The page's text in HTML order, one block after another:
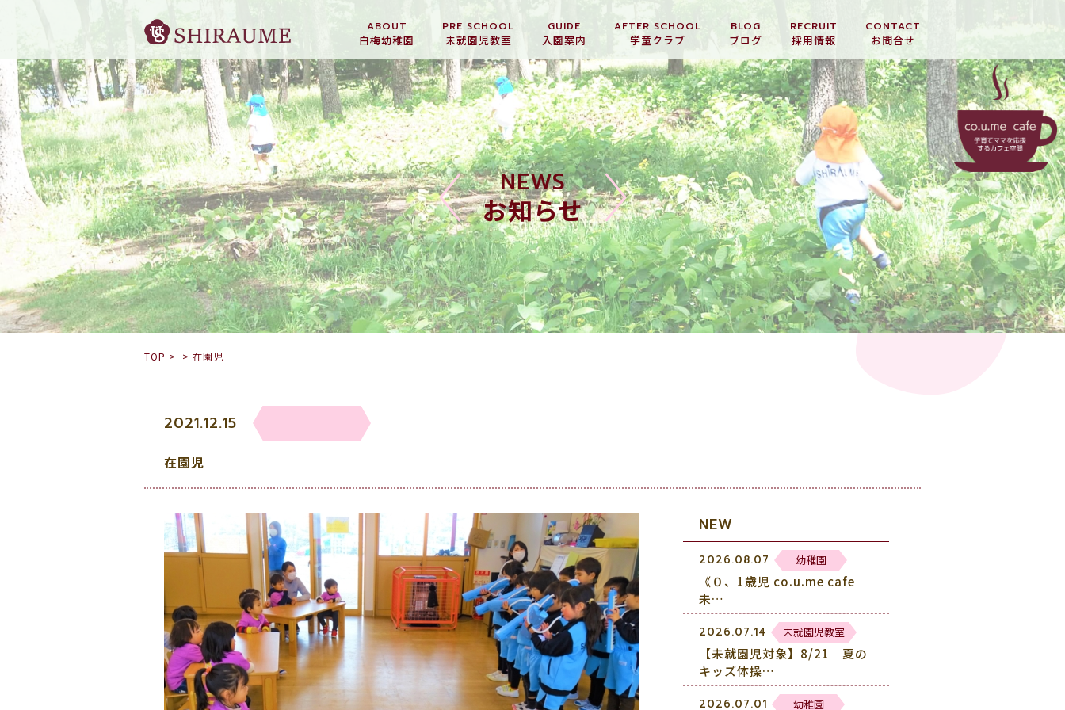
ABOUT
白梅幼稚園
PRE SCHOOL
未就園児教室
GUIDE
入園案内
AFTER SCHOOL
学童クラブ
BLOG
ブログ
RECRUIT
採用情報
CONTACT
お問合せ
NEWS
お知らせ
TOP > > 在園児
2021.12.15
在園児
NEW
2026.08.07 幼稚園
《０、1歳児 co.u.me cafe
未…
2026.07.14 未就園児教室
【未就園児対象】8/21 夏の
キッズ体操…
2026.07.01 幼稚園